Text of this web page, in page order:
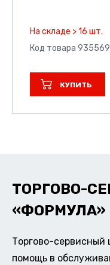
На складе > 16 шт.
Код товара
КУПИТЬ
ТОРГОВО-
«ФОРМУЛА»
Торгово-
помощь в